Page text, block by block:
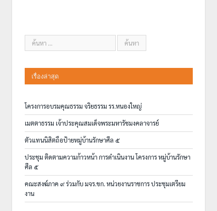
เรื่องล่าสุด
โครงการอบรมคุณธรรม จริยธรรม รร.หนองใหญ่
เมตตาธรรม เจ้าประคุณสมเด็จพระมหารัชมงคลาจารย์
ตัวแทนนิสิตถือป้ายหมู่บ้านรักษาศีล ๕
ประชุม ติดตามความก้าวหน้า การดำเนินงาน โครงการ หมู่บ้านรักษา
ศีล ๕
คณะสงฆ์ภาค ๙ ร่วมกับ มจร.ขก. หน่วยงานราชการ ประชุมเตรียม
งาน